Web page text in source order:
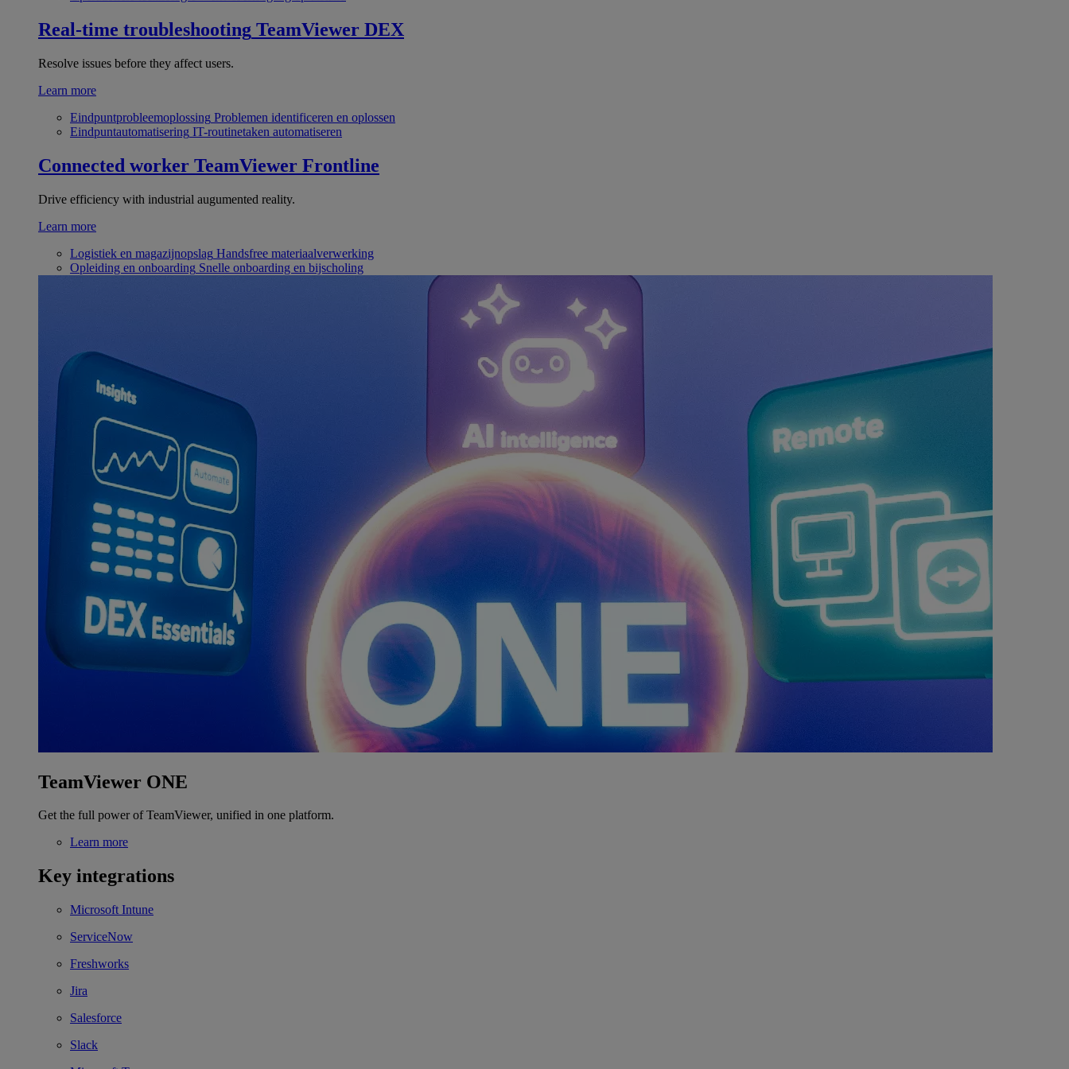
Real-time troubleshooting TeamViewer DEX
Resolve issues before they affect users.
Learn more
Eindpuntprobleemoplossing Problemen identificeren en oplossen
Eindpuntautomatisering IT-routinetaken automatiseren
Connected worker TeamViewer Frontline
Drive efficiency with industrial augumented reality.
Learn more
Logistiek en magazijnopslag Handsfree materiaalverwerking
Opleiding en onboarding Snelle onboarding en bijscholing
TeamViewer ONE
Get the full power of TeamViewer, unified in one platform.
Learn more
Key integrations
Microsoft Intune
ServiceNow
Freshworks
Jira
Salesforce
Slack